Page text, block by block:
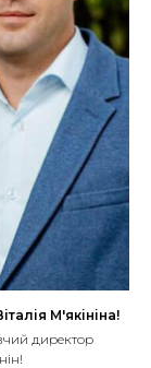
М'якініна!
директор